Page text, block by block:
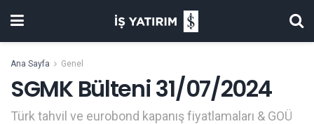
Ana Sayfa Genel
SGMK Bülteni 31/07/2024
Türk tahvil ve eurobond kapanış fiyatlamaları & GOÜ